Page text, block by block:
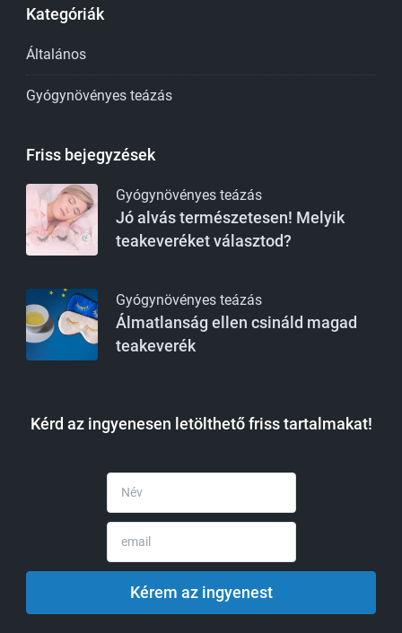
Kategóriák
Általános
Gyógynövényes teázás
Friss bejegyzések
Gyógynövényes teázás
Jó alvás természetesen! Melyik
teakeveréket választod?
Gyógynövényes teázás
Álmatlanság ellen csináld magad
teakeverék
Kérd az ingyenesen letölthető friss tartalmakat!